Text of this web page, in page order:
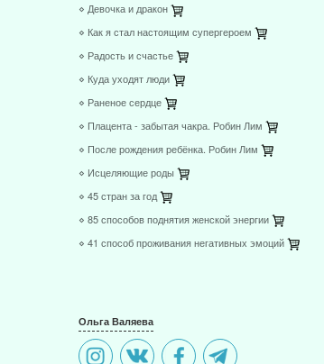
⋄ Девочка и дракон
⋄ Как я стал настоящим супергероем
⋄ Радость и счастье
⋄ Куда уходят люди
⋄ Раненое сердце
⋄ Плацента - забытая чакра. Робин Лим
⋄ После рождения ребёнка. Робин Лим
⋄ Исцеляющие роды
⋄ 45 стран за год
⋄ 85 способов поднятия женской энергии
⋄ 41 способ проживания негативных эмоций
Ольга Валяева